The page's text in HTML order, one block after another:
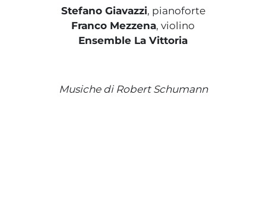
Stefano Giavazzi, pianoforte
Franco Mezzena, violino
Ensemble La Vittoria
Musiche di Robert Schumann